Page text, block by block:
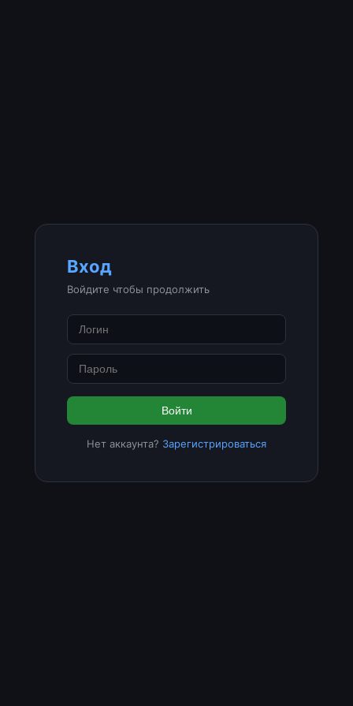
Вход
Войдите чтобы продолжить
Войти
Нет аккаунта? Зарегистрироваться